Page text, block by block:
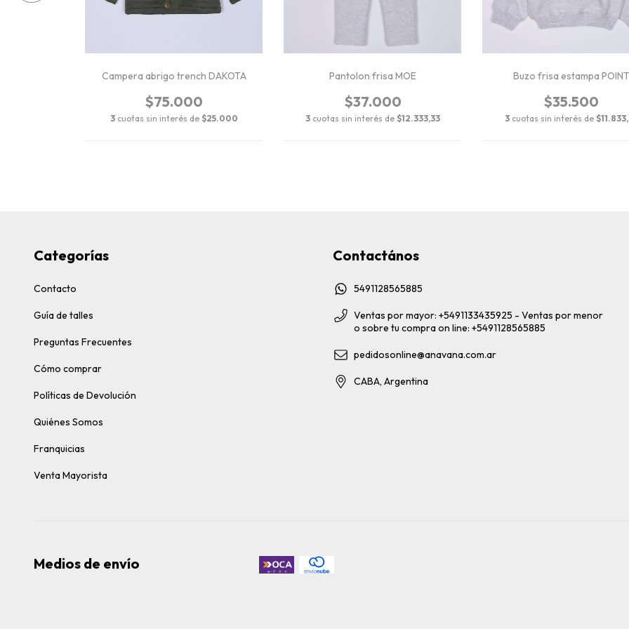
Campera abrigo trench DAKOTA
$75.000
3 cuotas sin interés de $25.000
Pantolon frisa MOE
$37.000
3 cuotas sin interés de $12.333,33
Buzo frisa estampa POINT
$35.500
3 cuotas sin interés de
Categorías
Contacto
Guía de talles
Preguntas Frecuentes
Cómo comprar
Políticas de Devolución
Quiénes Somos
Franquicias
Venta Mayorista
Contactános
5491128565885
Ventas por mayor: +5491133435925 - Ventas por menor
o sobre tu compra on line: +5491128565885
pedidosonline@anavana.com.ar
CABA, Argentina
Medios de envío